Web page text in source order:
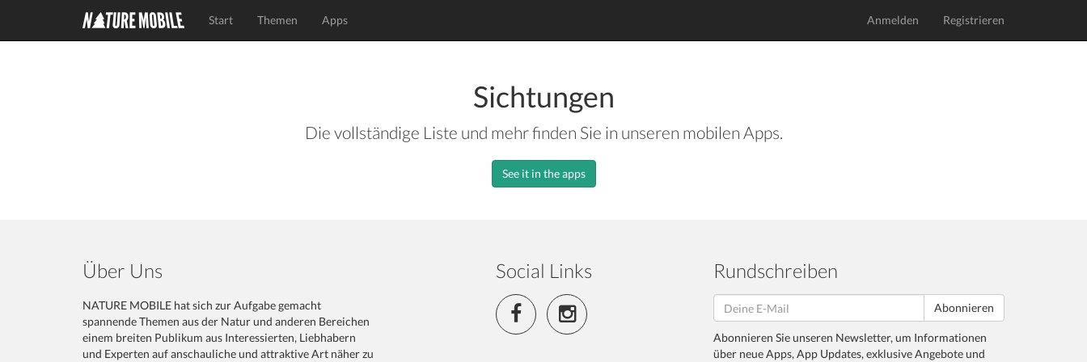
Start Themen Apps Anmelden Registrieren
Sichtungen
Die vollständige Liste und mehr finden Sie in unseren mobilen Apps.
See it in the apps
Über Uns
NATURE MOBILE hat sich zur Aufgabe gemacht
spannende Themen aus der Natur und anderen Bereichen
einem breiten Publikum aus Interessierten, Liebhabern
und Experten auf anschauliche und attraktive Art näher zu
Social Links Rundschreiben
Abonnieren
Abonnieren Sie unseren Newsletter, um Informationen
über neue Apps, App Updates, exklusive Angebote und